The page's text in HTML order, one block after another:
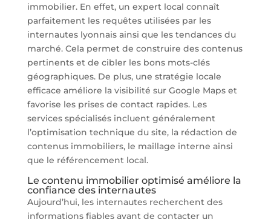
immobilier. En effet, un expert local connaît
parfaitement les requêtes utilisées par les
internautes lyonnais ainsi que les tendances du
marché. Cela permet de construire des contenus
pertinents et de cibler les bons mots-clés
géographiques. De plus, une stratégie locale
efficace améliore la visibilité sur Google Maps et
favorise les prises de contact rapides. Les
services spécialisés incluent généralement
l’optimisation technique du site, la rédaction de
contenus immobiliers, le maillage interne ainsi
que le référencement local.
Le contenu immobilier optimisé améliore la
confiance des internautes
Aujourd’hui, les internautes recherchent des
informations fiables avant de contacter un